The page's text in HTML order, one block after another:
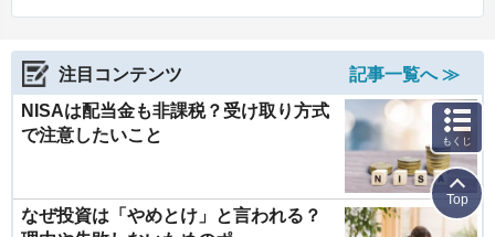
注目コンテンツ
記事一覧へ ≫
NISAは配当金も非課税？受け取り方式
で注意したいこと
なぜ投資は「やめとけ」と言われる？
もくじ
Top